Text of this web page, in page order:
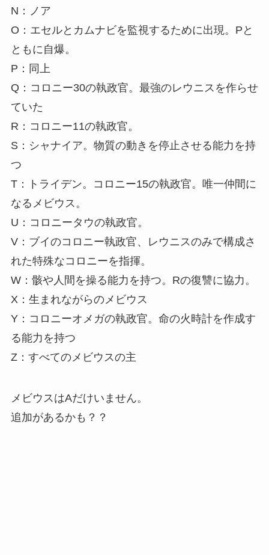
N：ノア
O：エセルとカムナビを監視するために出現。Pと
ともに自爆。
P：同上
Q：コロニー30の執政官。最強のレウニスを作らせ
ていた
R：コロニー11の執政官。
S：シャナイア。物質の動きを停止させる能力を持
つ
T：トライデン。コロニー15の執政官。唯一仲間に
なるメビウス。
U：コロニータウの執政官。
V：ブイのコロニー執政官、レウニスのみで構成さ
れた特殊なコロニーを指揮。
W：骸や人間を操る能力を持つ。Rの復讐に協力。
X：生まれながらのメビウス
Y：コロニーオメガの執政官。命の火時計を作成す
る能力を持つ
Z：すべてのメビウスの主
メビウスはAだけいません。
追加があるかも？？